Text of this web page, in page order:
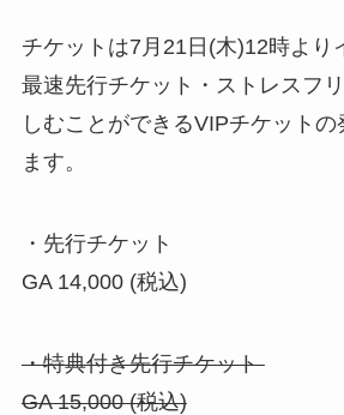
チケットは7月21日(木)12時より
最速先行チケット・ストレスフ
しむことができるVIPチケット
ます。
・先行チケット
GA 14,000 (税込)
・特典付き先行チケット
GA 15,000 (税込)